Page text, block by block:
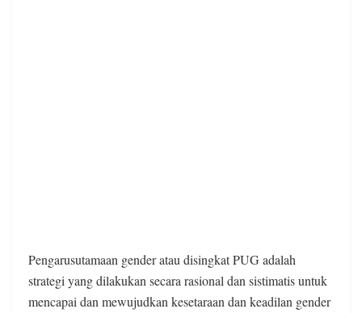
Pengarusutamaan gender atau disingkat PUG adalah
strategi yang dilakukan secara rasional dan sistimatis untuk
mencapai dan mewujudkan kesetaraan dan keadilan gender